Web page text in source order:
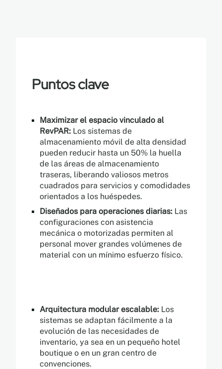
Puntos clave
Maximizar el espacio vinculado al
RevPAR: Los sistemas de
almacenamiento móvil de alta densidad
pueden reducir hasta un 50% la huella
de las áreas de almacenamiento
traseras, liberando valiosos metros
cuadrados para servicios y comodidades
orientados a los huéspedes.
Diseñados para operaciones diarias: Las
configuraciones con asistencia
mecánica o motorizadas permiten al
personal mover grandes volúmenes de
material con un mínimo esfuerzo físico.
Arquitectura modular escalable: Los
sistemas se adaptan fácilmente a la
evolución de las necesidades de
inventario, ya sea en un pequeño hotel
boutique o en un gran centro de
convenciones.